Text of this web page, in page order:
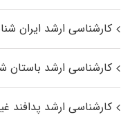
کارشناسی ارشد ایران
کارشناسی ارشد باستان
کارشناسی ارشد پدافند